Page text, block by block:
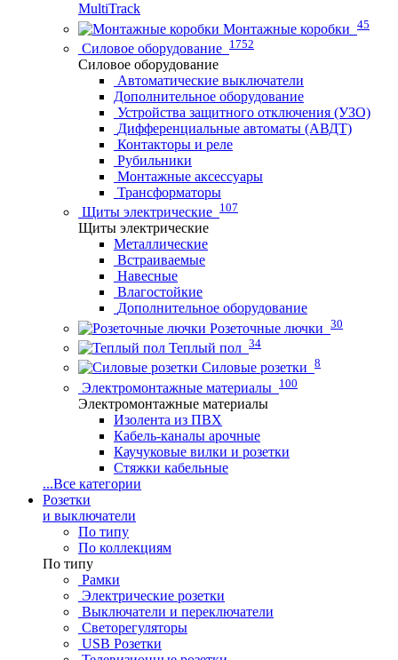
MultiTrack
Монтажные коробки 45
Силовое оборудование 1752
Силовое оборудование
Автоматические выключатели
Дополнительное оборудование
Устройства защитного отключения (УЗО)
Дифференциальные автоматы (АВДТ)
Контакторы и реле
Рубильники
Монтажные аксессуары
Трансформаторы
Щиты электрические 107
Щиты электрические
Металлические
Встраиваемые
Навесные
Влагостойкие
Дополнительное оборудование
Розеточные лючки 30
Теплый пол 34
Силовые розетки 8
Электромонтажные материалы 100
Электромонтажные материалы
Изолента из ПВХ
Кабель-каналы арочные
Каучуковые вилки и розетки
Стяжки кабельные
...Все категории
Розетки
и выключатели
По типу
По коллекциям
По типу
Рамки
Электрические розетки
Выключатели и переключатели
Светорегуляторы
USB Розетки